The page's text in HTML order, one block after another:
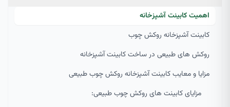
اهمیت کابینت آشپزخانه
کابینت آشپزخانه روکش چوب
روکش های طبیعی در ساخت کابینت آشپزخانه
مزایا و معایب کابینت آشپزخانه روکش چوب طبیعی
مزایای کابینت های روکش چوب طبیعی: